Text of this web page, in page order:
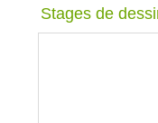
Stages de